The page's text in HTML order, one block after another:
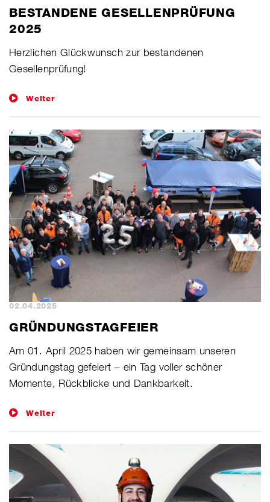
BESTANDENE GESELLENPRÜFUNG
2025
​Herzlichen Glückwunsch zur bestandenen
Gesellenprüfung!
Weiter
02.04.2025
GRÜNDUNGSTAGFEIER
​Am 01. April 2025 haben wir gemeinsam unseren
Gründungstag gefeiert – ein Tag voller schöner
Momente, Rückblicke und Dankbarkeit.
Weiter